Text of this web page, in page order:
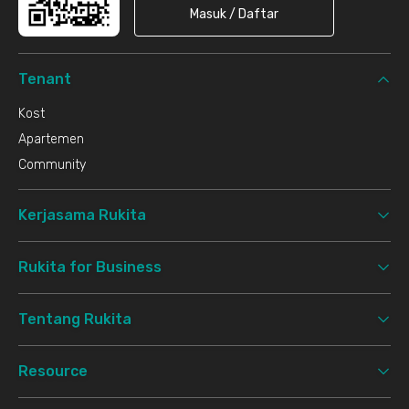
Masuk / Daftar
Tenant
Kost
Apartemen
Community
Kerjasama Rukita
Rukita for Business
Tentang Rukita
Resource